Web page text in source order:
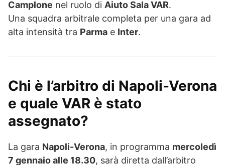
Camplone nel ruolo di Aiuto Sala VAR.
Una squadra arbitrale completa per una gara ad
alta intensità tra Parma e Inter.
Chi è l’arbitro di Napoli-Verona
e quale VAR è stato
assegnato?
La gara Napoli-Verona, in programma mercoledì
7 gennaio alle 18.30, sarà diretta dall’arbitro